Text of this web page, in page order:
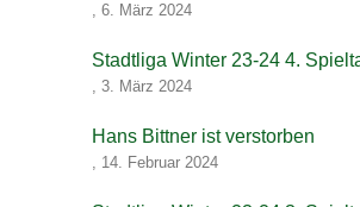
, 6. März 2024
Stadtliga Winter 23-24 4.
, 3. März 2024
Hans Bittner ist verstorben
, 14. Februar 2024